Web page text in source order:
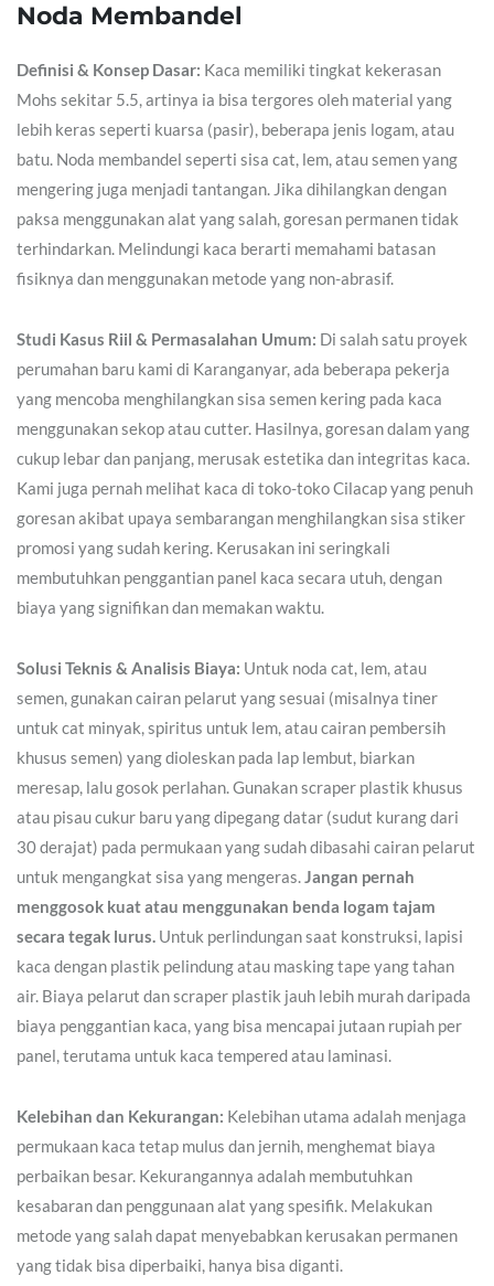
Noda Membandel
Definisi & Konsep Dasar: Kaca memiliki tingkat kekerasan
Mohs sekitar 5.5, artinya ia bisa tergores oleh material yang
lebih keras seperti kuarsa (pasir), beberapa jenis logam, atau
batu. Noda membandel seperti sisa cat, lem, atau semen yang
mengering juga menjadi tantangan. Jika dihilangkan dengan
paksa menggunakan alat yang salah, goresan permanen tidak
terhindarkan. Melindungi kaca berarti memahami batasan
fisiknya dan menggunakan metode yang non-abrasif.
Studi Kasus Riil & Permasalahan Umum: Di salah satu proyek
perumahan baru kami di Karanganyar, ada beberapa pekerja
yang mencoba menghilangkan sisa semen kering pada kaca
menggunakan sekop atau cutter. Hasilnya, goresan dalam yang
cukup lebar dan panjang, merusak estetika dan integritas kaca.
Kami juga pernah melihat kaca di toko-toko Cilacap yang penuh
goresan akibat upaya sembarangan menghilangkan sisa stiker
promosi yang sudah kering. Kerusakan ini seringkali
membutuhkan penggantian panel kaca secara utuh, dengan
biaya yang signifikan dan memakan waktu.
Solusi Teknis & Analisis Biaya: Untuk noda cat, lem, atau
semen, gunakan cairan pelarut yang sesuai (misalnya tiner
untuk cat minyak, spiritus untuk lem, atau cairan pembersih
khusus semen) yang dioleskan pada lap lembut, biarkan
meresap, lalu gosok perlahan. Gunakan scraper plastik khusus
atau pisau cukur baru yang dipegang datar (sudut kurang dari
30 derajat) pada permukaan yang sudah dibasahi cairan pelarut
untuk mengangkat sisa yang mengeras.Jangan pernah
menggosok kuat atau menggunakan benda logam tajam
secara tegak lurus. Untuk perlindungan saat konstruksi, lapisi
kaca dengan plastik pelindung atau masking tape yang tahan
air. Biaya pelarut dan scraper plastik jauh lebih murah daripada
biaya penggantian kaca, yang bisa mencapai jutaan rupiah per
panel, terutama untuk kaca tempered atau laminasi.
Kelebihan dan Kekurangan: Kelebihan utama adalah menjaga
permukaan kaca tetap mulus dan jernih, menghemat biaya
perbaikan besar. Kekurangannya adalah membutuhkan
kesabaran dan penggunaan alat yang spesifik. Melakukan
metode yang salah dapat menyebabkan kerusakan permanen
yang tidak bisa diperbaiki, hanya bisa diganti.